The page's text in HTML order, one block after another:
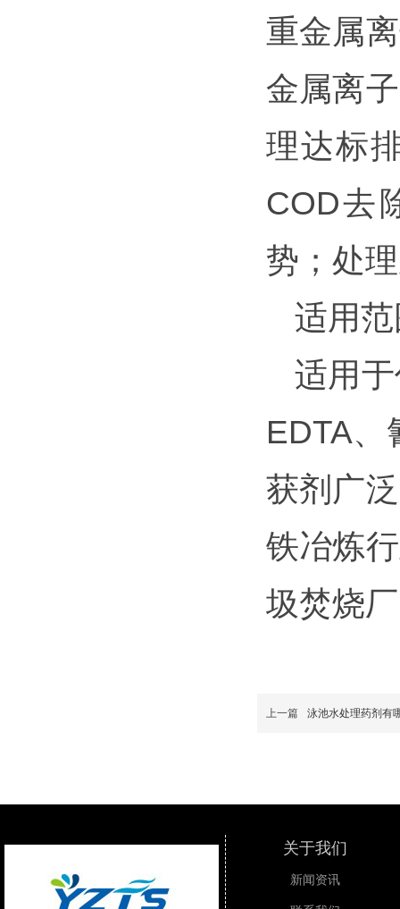
重金属
金属离
理达标
COD去
势；处
适用
适用
EDTA、
获剂广
铁冶炼
圾焚烧
上一篇 泳池水处理药剂有
关于我们
新闻资讯